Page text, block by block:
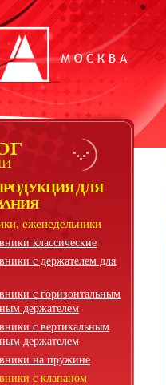
ДЛЯ
еженедельники
классические
с держателем для
с горизонтальным
держателем
с вертикальным
держателем
на пружине
с клапаном